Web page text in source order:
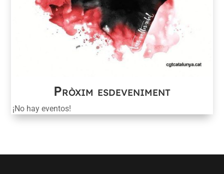
Pròxim esdeveniment
¡No hay eventos!